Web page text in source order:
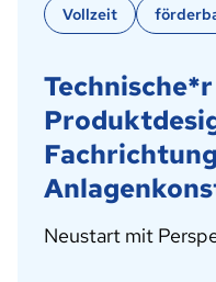
Vollzeit
Technische*r
Neustart mit